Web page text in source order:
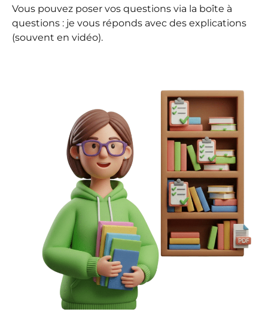
Vous pouvez poser vos questions via la boîte à
questions : je vous réponds avec des explications
(souvent en vidéo).